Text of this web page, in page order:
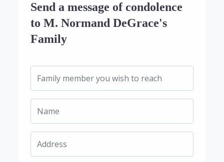
Send a message of condolence
to M. Normand DeGrace's
Family